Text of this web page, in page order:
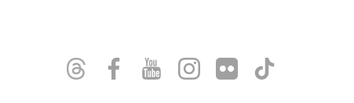
ThreadsFacebookYoutubeInstagram
Flick TikTok